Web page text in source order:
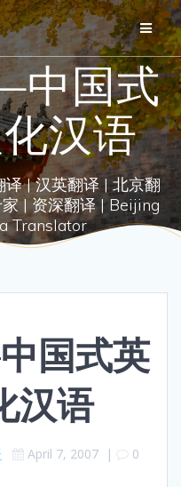
国式
汉语
| 汉英翻译 | 北京翻
| 资深翻译 | Beijing
Translator
国式英
汉语
April 7, 2007 | 0